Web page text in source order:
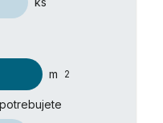
m 2